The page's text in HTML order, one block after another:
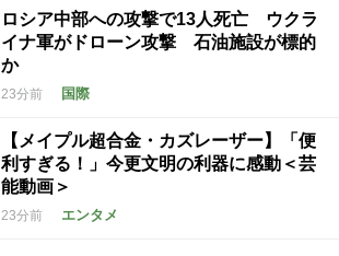
ロシア中部への攻撃で13人死亡 ウクラ
イナ軍がドローン攻撃 石油施設が標的
か
23分前 国際
【メイプル超合金・カズレーザー】「便
利すぎる！」今更文明の利器に感動＜芸
能動画＞
23分前 エンタメ